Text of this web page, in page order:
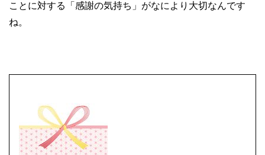
ことに対する「感謝の気持ち」がなにより大切なんです
ね。